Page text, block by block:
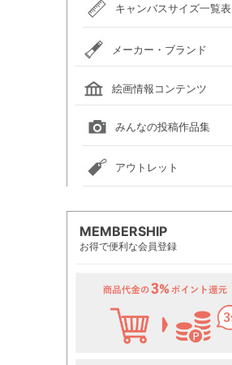
キャンバスサイズ一覧表
メーカー・ブランド
ホルベイン
クサカベ
レンブラント
ヴァンゴッホ
アムステルダム
リキテックス
ウィンザー＆ニュートン
ダーウェント
ターナー色彩
ファーバーカステル
吉祥
ナカガワ胡粉絵具
マルマン
瀬尾製額所
名村大成堂
マルオカ
すべてのメーカー・ブランド
絵画情報コンテンツ
全国の絵画教室一覧
全国の美術館一覧
全国の画廊一覧
みんなの投稿作品集
アウトレット
MEMBERSHIP
お得で便利な会員登録